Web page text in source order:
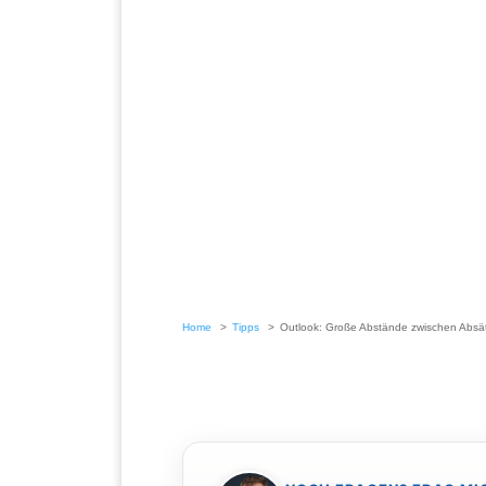
Home Tipps Outlook: Große Abstände zwischen